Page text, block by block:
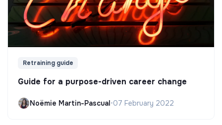
Retraining guide
Guide for a purpose-driven career change
Noëmie Martin-Pascual•07 February 2022